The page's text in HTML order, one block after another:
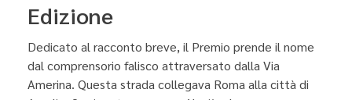
Edizione
Dedicato al racconto breve, il Premio prende il nome
dal comprensorio falisco attraversato dalla Via
Amerina. Questa strada collegava Roma alla città di